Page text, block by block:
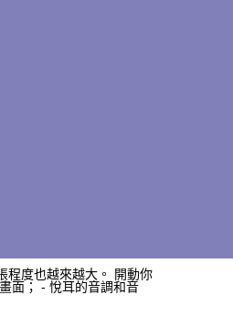
程度也越來越大。 開動你
面； - 悅耳的音調和音